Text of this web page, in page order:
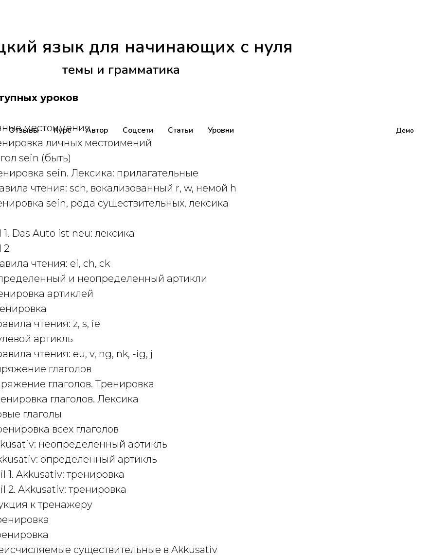
Отзывы Курс Автор Соцсети Статьи Уровни Демо
язык для начинающих с нуля
темы и грамматика
уроков
местоимения
личных местоимений
sein (быть)
sein. Лексика: прилагательные
чтения: sch, вокализованный r, w, немой h
sein, рода существительных, лексика
Das Auto ist neu: лексика
2
чтения: ei, ch, ck
и неопределенный артикли
артиклей
чтения: z, s, ie
артикль
чтения: eu, v, ng, nk, -ig, j
глаголов
глаголов. Тренировка
глаголов. Лексика
глаголы
всех глаголов
неопределенный артикль
определенный артикль
1. Akkusativ: тренировка
2. Akkusativ: тренировка
к тренажеру
существительные в Akkusativ